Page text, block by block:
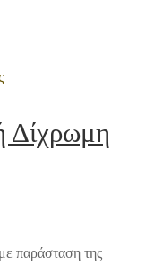
Δίχρωμη
παράσταση της